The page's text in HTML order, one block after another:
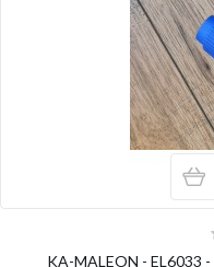
KA-MALEON - EL6033